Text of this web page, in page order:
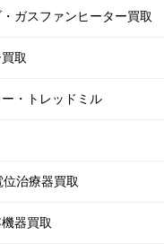
ガスファンヒーター買取
取
・トレッドミル
治療器買取
器買取